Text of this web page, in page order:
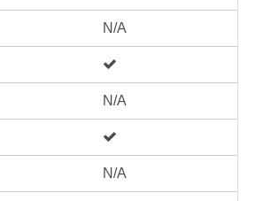
N/A
N/A
N/A